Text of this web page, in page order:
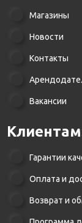
Магазины
Новости
Контакты
Вакансии
Гарантии
Оплата и
Возврат и